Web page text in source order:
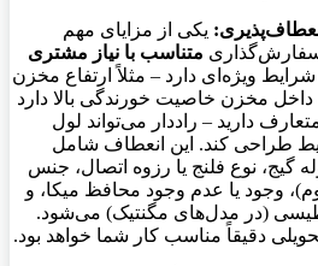
یکی از مزایای مهم
متناسب با نیاز مشتری
ویژه‌ای دارد – مثلاً ارتفاع مخزن
داخل مخزن خاصیت خورندگی بالا دارد
دارید – راددار می‌تواند لول
طراحی کند. این انعطاف شامل
گیج، نوع فلنج یا رزوه اتصال، جنس
وجود یا عدم وجود محافظ میکا، و
(در مدل‌های مگنتیک) می‌شود.
دقیقاً مناسب کار شما خواهد بود.